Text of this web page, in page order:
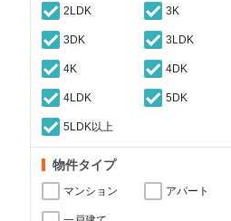
2LDK 3K
3DK 3LDK
4K 4DK
4LDK 5DK
5LDK以上
物件タイプ
マンション アパート